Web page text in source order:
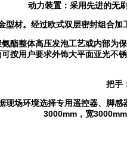
动力装置：采用先进的无
型材。经过欧式双层密封组合
酯整体高压发泡工艺或内部为
按用户要求外饰大平面亚光不
把手
现场环境选择专用遥控器、脚
3000mm，宽